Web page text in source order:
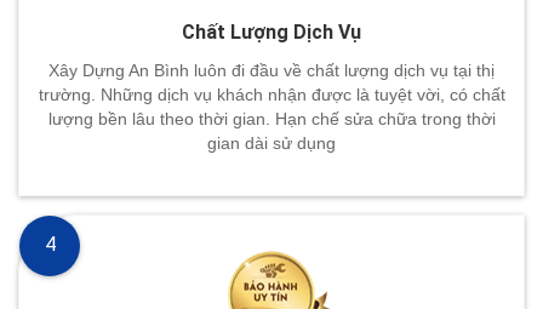
Chất Lượng Dịch Vụ
Xây Dựng An Bình luôn đi đầu về chất lượng dịch vụ tại thị
trường. Những dịch vụ khách nhận được là tuyệt vời, có chất
lượng bền lâu theo thời gian. Hạn chế sửa chữa trong thời
gian dài sử dụng
4